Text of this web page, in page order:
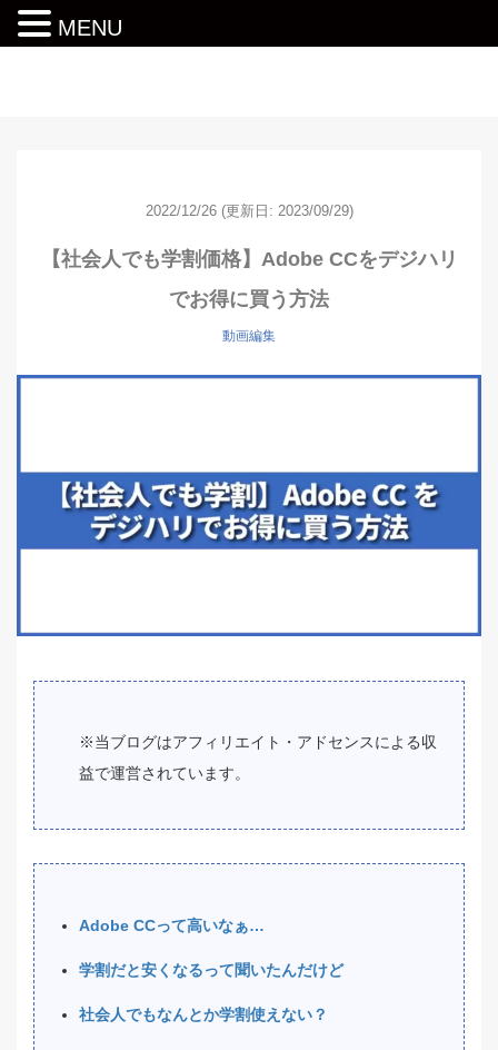
2022/12/26 (更新日: 2023/09/29)
【社会人でも学割価格】Adobe CCをデジハリ
でお得に買う方法
動画編集
※当ブログはアフィリエイト・アドセンスによる収
益で運営されています。
Adobe CCって高いなぁ…
学割だと安くなるって聞いたんだけど
社会人でもなんとか学割使えない？
MENU